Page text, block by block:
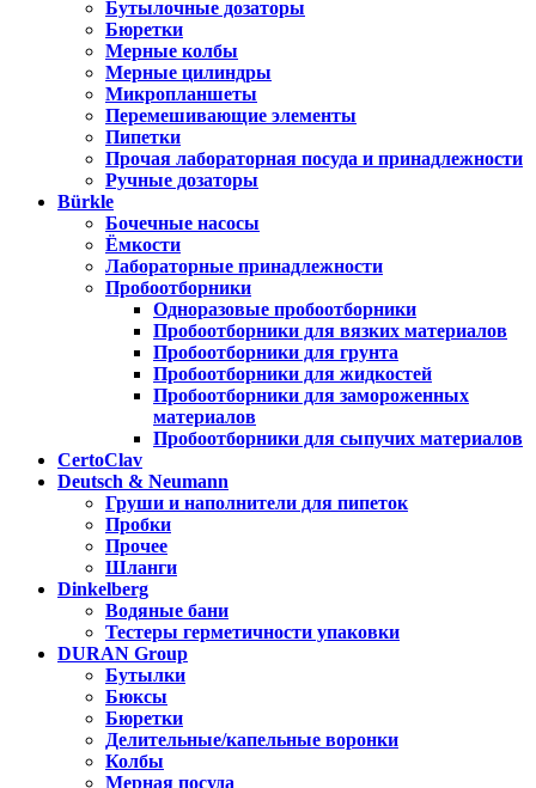
Бутылочные дозаторы
Бюретки
Мерные колбы
Мерные цилиндры
Микропланшеты
Перемешивающие элементы
Пипетки
Прочая лабораторная посуда и принадлежности
Ручные дозаторы
Bürkle
Бочечные насосы
Ёмкости
Лабораторные принадлежности
Пробоотборники
Одноразовые пробоотборники
Пробоотборники для вязких материалов
Пробоотборники для грунта
Пробоотборники для жидкостей
Пробоотборники для замороженных
материалов
Пробоотборники для сыпучих материалов
CertoClav
Deutsch & Neumann
Груши и наполнители для пипеток
Пробки
Прочее
Шланги
Dinkelberg
Водяные бани
Тестеры герметичности упаковки
DURAN Group
Бутылки
Бюксы
Бюретки
Делительные/капельные воронки
Колбы
Мерная посуда